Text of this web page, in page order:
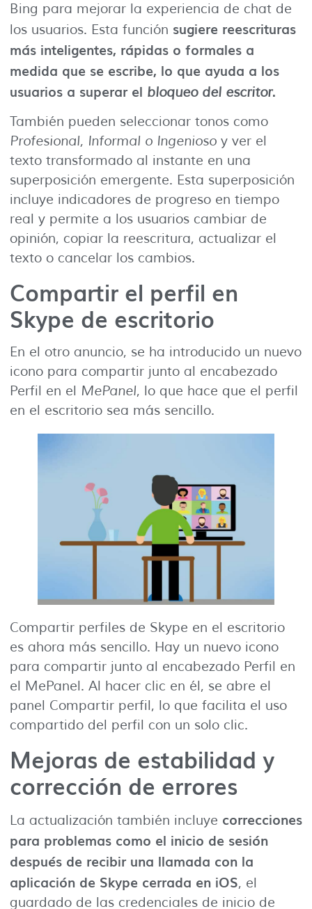
Bing para mejorar la experiencia de chat de
los usuarios. Esta función sugiere reescrituras
más inteligentes, rápidas o formales a
medida que se escribe, lo que ayuda a los
usuarios a superar el bloqueo del escritor.
También pueden seleccionar tonos como
Profesional, Informal o Ingenioso y ver el
texto transformado al instante en una
superposición emergente. Esta superposición
incluye indicadores de progreso en tiempo
real y permite a los usuarios cambiar de
opinión, copiar la reescritura, actualizar el
texto o cancelar los cambios.
Compartir el perfil en
Skype de escritorio
En el otro anuncio, se ha introducido un nuevo
icono para compartir junto al encabezado
Perfil en el MePanel, lo que hace que el perfil
en el escritorio sea más sencillo.
Compartir perfiles de Skype en el escritorio
es ahora más sencillo. Hay un nuevo icono
para compartir junto al encabezado Perfil en
el MePanel. Al hacer clic en él, se abre el
panel Compartir perfil, lo que facilita el uso
compartido del perfil con un solo clic.
Mejoras de estabilidad y
corrección de errores
La actualización también incluye correcciones
para problemas como el inicio de sesión
después de recibir una llamada con la
aplicación de Skype cerrada en iOS, el
guardado de las credenciales de inicio de